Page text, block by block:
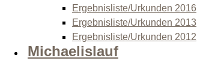
Ergebnisliste/Urkunden 2016
Ergebnisliste/Urkunden 2013
Ergebnisliste/Urkunden 2012
Michaelislauf